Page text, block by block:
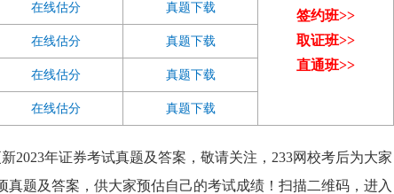
签约班>>
取证班>>
直通班>>
在线估分 真题下载
在线估分 真题下载
在线估分 真题下载
在线估分 真题下载
2023年证券考试真题及答案，敬请关注，233网校考后为大家
真题及答案，供大家预估自己的考试成绩！扫描二维码，进入